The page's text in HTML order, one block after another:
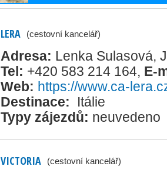
LERA (cestovní kancelář)
Adresa: Lenka Sulasová,
Tel: +420 583 214 164, E-
Web: https://www.ca-
Destinace:
Itálie
Typy zájezdů: neuvedeno
VICTORIA (cestovní kancelář)